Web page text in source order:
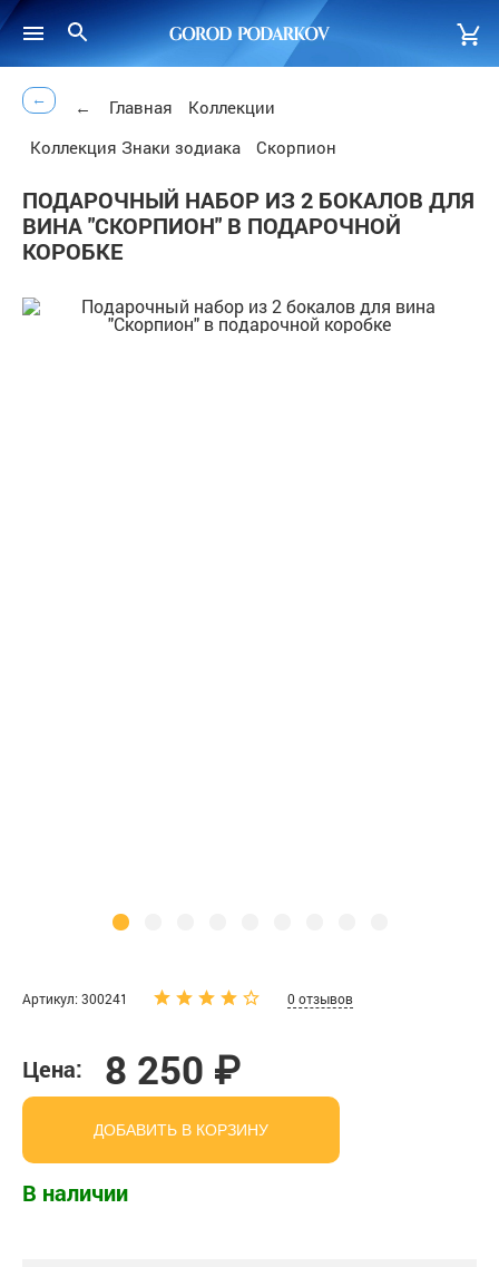
← ← Главная
Коллекции
Коллекция Знаки зодиака
Скорпион
ПОДАРОЧНЫЙ НАБОР ИЗ 2 БОКАЛОВ ДЛЯ
ВИНА "СКОРПИОН" В ПОДАРОЧНОЙ
КОРОБКЕ
Артикул: 300241 0 отзывов
Цена: 8 250 ₽
ДОБАВИТЬ В КОРЗИНУ
В наличии